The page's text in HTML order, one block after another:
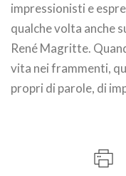
impressionisti e
qualche volta anche
René Magritte.
vita nei frammenti,
propri di parole, di